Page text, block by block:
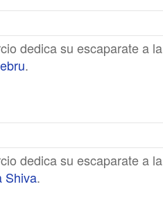
dedica su escaparate a la
.
dedica su escaparate a la
Shiva.